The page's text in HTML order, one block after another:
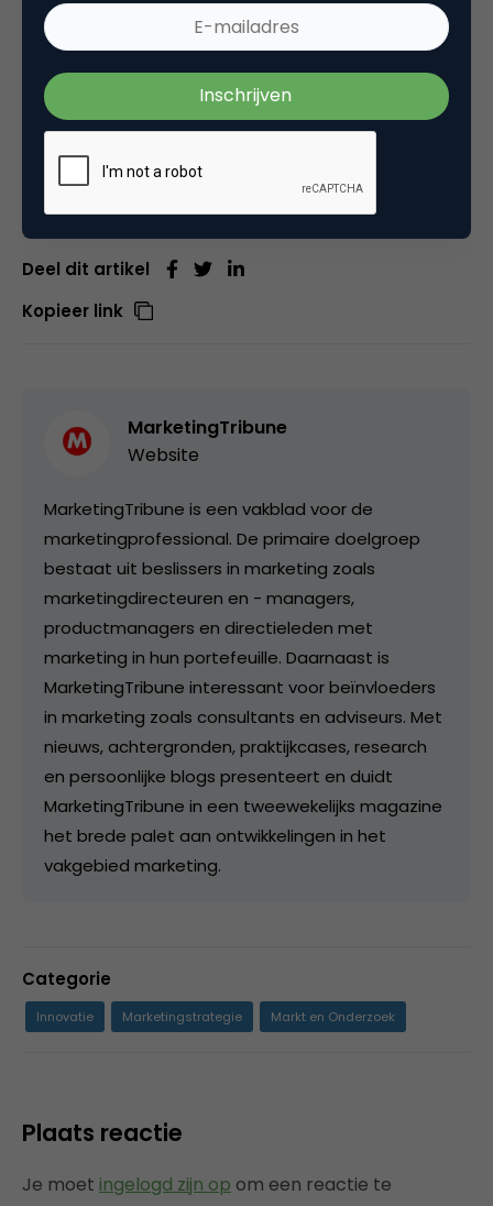
cruciale overweging zijn voor de koper om tot een
ontwikkeling en zal zeker uiteindelijk de klassieke
brandstofvoertuigen weten te verdringen. We gaan
het zien.
Deel dit artikel
Kopieer link
MarketingTribune
Website
MarketingTribune is een vakblad voor de
marketingprofessional. De primaire doelgroep
bestaat uit beslissers in marketing zoals
marketingdirecteuren en - managers,
productmanagers en directieleden met
marketing in hun portefeuille. Daarnaast is
MarketingTribune interessant voor beïnvloeders
in marketing zoals consultants en adviseurs. Met
nieuws, achtergronden, praktijkcases, research
en persoonlijke blogs presenteert en duidt
MarketingTribune in een tweewekelijks magazine
het brede palet aan ontwikkelingen in het
vakgebied marketing.
Categorie
Innovatie Marketingstrategie Markt en Onderzoek
Plaats reactie
Je moet ingelogd zijn op om een reactie te